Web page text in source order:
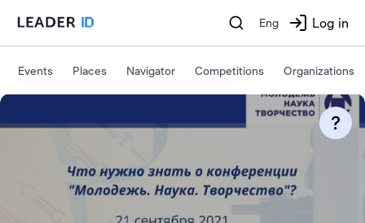
Eng Log in
Events Places Navigator Competitions Organizations